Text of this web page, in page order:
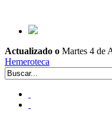
Actualizado o Martes 4 de
Hemeroteca